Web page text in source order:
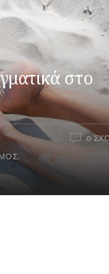
στο
0